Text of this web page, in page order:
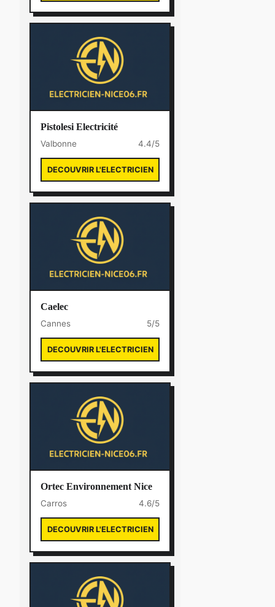
Pistolesi Electricité
Valbonne 4.4/5
DECOUVRIR L'ELECTRICIEN
Caelec
Cannes 5/5
DECOUVRIR L'ELECTRICIEN
Ortec Environnement Nice
Carros 4.6/5
DECOUVRIR L'ELECTRICIEN